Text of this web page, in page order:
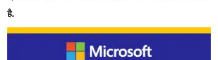
है.